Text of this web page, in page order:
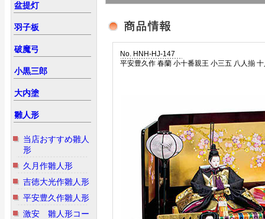
盆提灯
羽子板
破魔弓
小黒三郎
大内塗
雛人形
当店おすすめ雛人
形
久月作雛人形
吉徳大光作雛人形
平安豊久作雛人形
激安 雛人形コー
No. HNH-HJ-147
平安豊久作 春蘭 小十番親王 小三五 八人揃